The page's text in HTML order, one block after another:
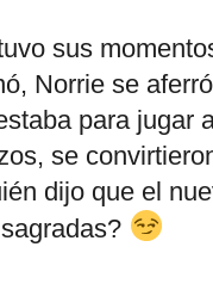
sus
Norrie se
para jugar
se
dijo que el